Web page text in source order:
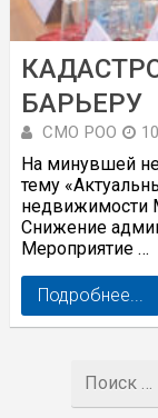
БАРЬЕРУ
СМО РОО
На минувшей
тему
недвижимости
Снижение
Мероприятие …
Подробнее...
Поиск: